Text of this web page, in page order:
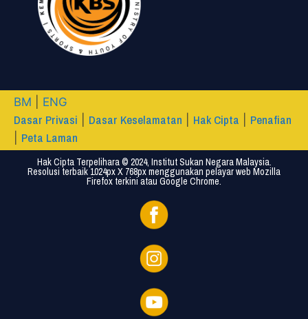
BM ENG
Dasar Privasi Dasar Keselamatan Hak Cipta Penafian
Peta Laman
Hak Cipta Terpelihara © 2024, Institut Sukan Negara Malaysia.
Resolusi terbaik 1024px X 768px menggunakan pelayar web Mozilla
Firefox terkini atau Google Chrome.